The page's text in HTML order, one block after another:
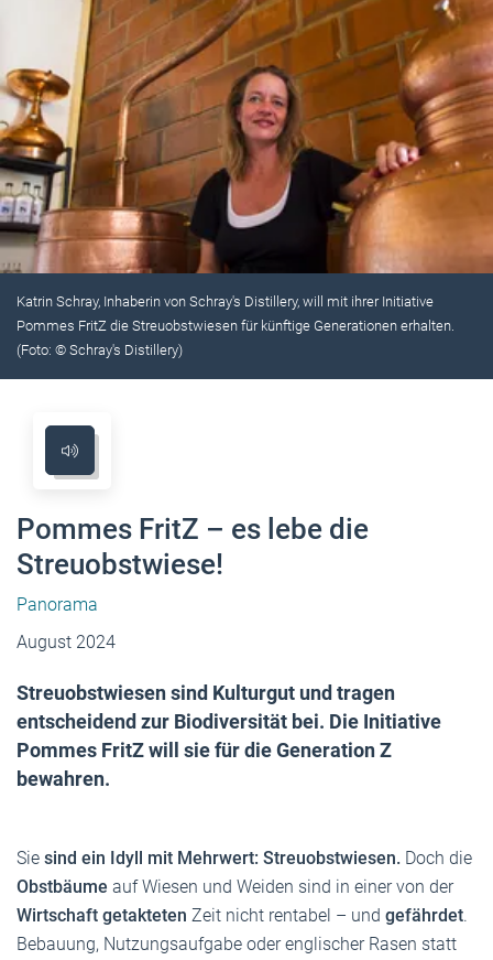
Katrin Schray, Inhaberin von Schray's Distillery, will mit ihrer Initiative
Pommes FritZ die Streuobstwiesen für künftige Generationen erhalten.
(Foto: © Schray's Distillery)
Pommes FritZ – es lebe die
Streuobstwiese!
Panorama
August 2024
Streuobstwiesen sind Kulturgut und tragen
entscheidend zur Biodiversität bei. Die Initiative
Pommes FritZ will sie für die Generation Z
bewahren.
Sie sind ein Idyll mit Mehrwert: Streuobstwiesen. Doch die
Obstbäume auf Wiesen und Weiden sind in einer von der
Wirtschaft getakteten Zeit nicht rentabel – und gefährdet.
Bebauung, Nutzungsaufgabe oder englischer Rasen statt